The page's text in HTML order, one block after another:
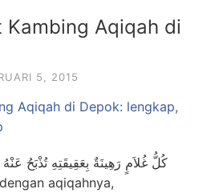
Kambing Aqiqah di
5, 2015
Aqiqah di Depok: lengkap,
كُلُّ غُلاَمٍ رَهِينَةٌ بِعَقِيقَتِهِ تُذْبَحُ
aqiqahnya,